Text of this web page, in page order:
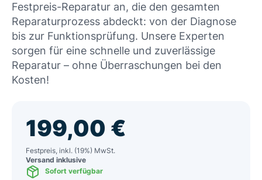
Festpreis-Reparatur an, die den gesamten
Reparaturprozess abdeckt: von der Diagnose
bis zur Funktionsprüfung. Unsere Experten
sorgen für eine schnelle und zuverlässige
Reparatur – ohne Überraschungen bei den
Kosten!
199,00 €
Festpreis, inkl. (19%) MwSt.
Versand inklusive
Sofort verfügbar